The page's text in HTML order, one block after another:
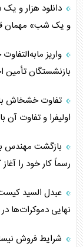
دانلود هزار و
و یک شب» مهمان
بازنشستگان تأمین
تفاوت خشخاش با
اولیفرا و تفاوت
بازگشت مهندس
رسماً کار خود را آغاز
عبدل السید
نهایی دموکرات‌ها
شرایط فروش